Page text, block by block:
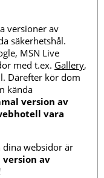
versioner av
säkerhetshål.
MSN Live
med t.ex. Gallery,
Därefter kör dom
kända
version av
vara
websidor är
av